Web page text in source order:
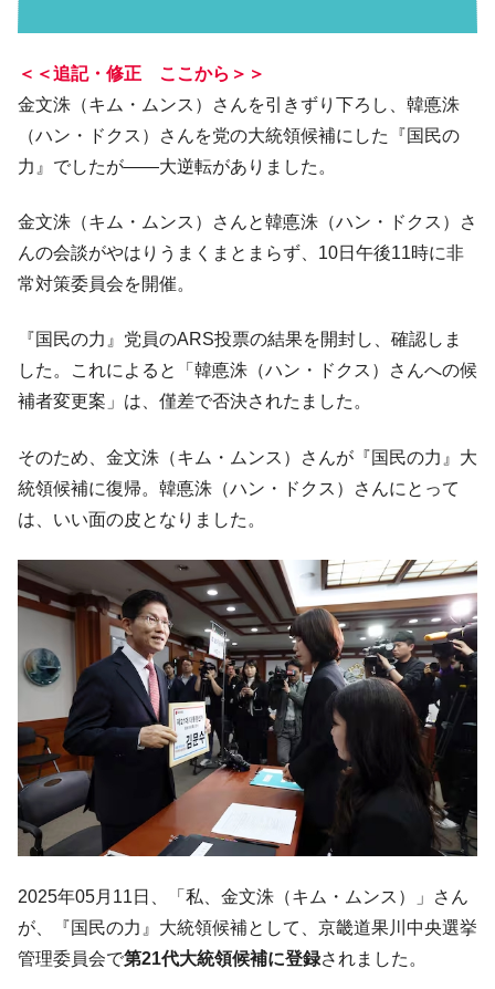
07月販売台数は去年のほぼ半分「71台」しか売れなかっ
た。『起亜』は9台だけ
『Money1』
韓国「信用赦免を何回やっても、何回やっ
ても」⇒ 257万人赦免したのに60万人がまた延滞者に転
落！
韓国K9専用砲弾･装薬自動供給装甲車両･珍
『Money1』
韓国「2026年07月の輸出入」絶好調。半導
体だけで410億ドル、輸出全体の41％もある
や、若者に起業させよう」⇒ どんな雇用対策だソレ。
『Money1』
【韓国の外貨準備】2026年07月は4,279億ド
ル。外平債の発行「19.4億ドル」
ーにウソのデータを入力したのは明白だ」
『Money1』
韓国･李在明さっそく不動産対策で浅薄な発
言。
だ。
『Money1』
『韓国銀行』が「金の保有量を増やしま
す」⇒「金を経由するドル入手」手段ではないのか？
『Money1』
韓国･外為取引量「1日当たり1,214.4億ド
ル」まで拡大 ⇒ 海外資金の動きに強く左右される状態
『Money1』
韓国･帰ってきた李在明。李在明を支持しな
い「50.5％」に上昇
『Money1』
韓国大統領府ボンクラ政策室長が告発され
た ⇒ 国家が行った恐るべき株価操作であり、空前の国政壟
断
動」
『Money1』
中国だけが鉄鋼輸出を異常増加させる ⇒ 中
国の過剰生産が世界を蝕む。
＜＜追記・修正 ここから＞＞
金文洙（キム・ムンス）さんを引きずり下ろし、韓悳洙
（ハン・ドクス）さんを党の大統領候補にした『国民の
力』でしたが――大逆転がありました。
金文洙（キム・ムンス）さんと韓悳洙（ハン・ドクス）さ
んの会談がやはりうまくまとまらず、10日午後11時に非
常対策委員会を開催。
『国民の力』党員のARS投票の結果を開封し、確認しま
した。これによると「韓悳洙（ハン・ドクス）さんへの候
補者変更案」は、僅差で否決されたました。
そのため、金文洙（キム・ムンス）さんが『国民の力』大
統領候補に復帰。韓悳洙（ハン・ドクス）さんにとって
は、いい面の皮となりました。
2025年05月11日、「私、金文洙（キム・ムンス）」さん
が、『国民の力』大統領候補として、京畿道果川中央選挙
管理委員会で第21代大統領候補に登録されました。